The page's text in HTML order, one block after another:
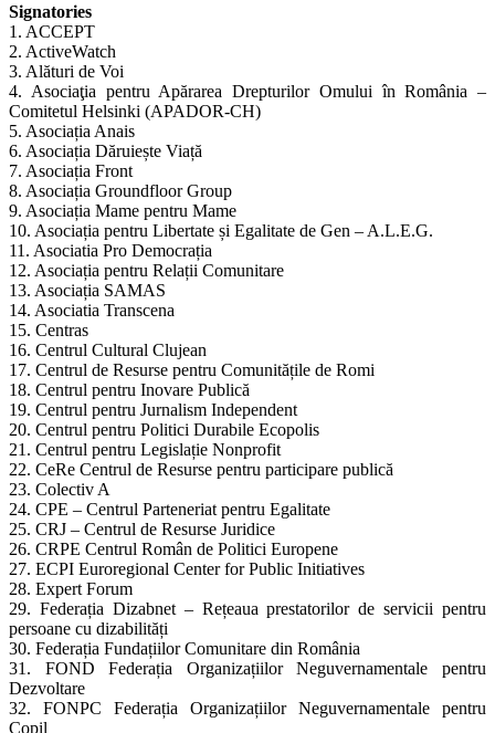
Signatories
1. ACCEPT
2. ActiveWatch
3. Alături de Voi
4. Asociaţia pentru Apărarea Drepturilor Omului în România –
Comitetul Helsinki (APADOR-CH)
5. Asociația Anais
6. Asociația Dăruiește Viață
7. Asociația Front
8. Asociația Groundfloor Group
9. Asociația Mame pentru Mame
10. Asociația pentru Libertate și Egalitate de Gen – A.L.E.G.
11. Asociatia Pro Democrația
12. Asociația pentru Relații Comunitare
13. Asociația SAMAS
14. Asociatia Transcena
15. Centras
16. Centrul Cultural Clujean
17. Centrul de Resurse pentru Comunitățile de Romi
18. Centrul pentru Inovare Publică
19. Centrul pentru Jurnalism Independent
20. Centrul pentru Politici Durabile Ecopolis
21. Centrul pentru Legislație Nonprofit
22. CeRe Centrul de Resurse pentru participare publică
23. Colectiv A
24. CPE – Centrul Parteneriat pentru Egalitate
25. CRJ – Centrul de Resurse Juridice
26. CRPE Centrul Român de Politici Europene
27. ECPI Euroregional Center for Public Initiatives
28. Expert Forum
29. Federația Dizabnet – Rețeaua prestatorilor de servicii pentru
persoane cu dizabilități
30. Federația Fundațiilor Comunitare din România
31. FOND Federația Organizațiilor Neguvernamentale pentru
Dezvoltare
32. FONPC Federația Organizațiilor Neguvernamentale pentru
Copil